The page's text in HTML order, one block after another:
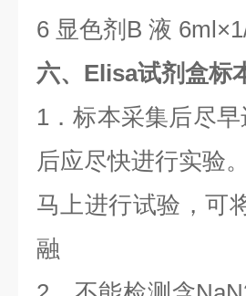
6 显色剂 B 液 6ml×
六、Elisa试剂盒标
1 ．标本采集后尽
后应尽快进行实验
马上进行试验，可
融